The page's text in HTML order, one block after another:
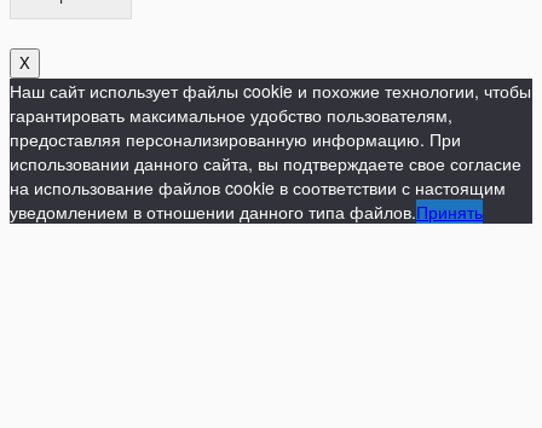
X
Наш сайт использует файлы cookie и похожие технологии, чтобы
гарантировать максимальное удобство пользователям,
предоставляя персонализированную информацию. При
использовании данного сайта, вы подтверждаете свое согласие
на использование файлов cookie в соответствии с настоящим
уведомлением в отношении данного типа файлов.Принять